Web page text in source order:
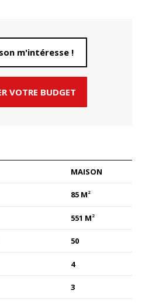
m'intéresse !
VOTRE BUDGET
MAISON
85 M 2
551 M 2
50
4
3